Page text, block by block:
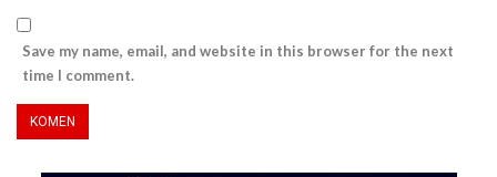
Save my name, email, and website in this browser for the next
time I comment.